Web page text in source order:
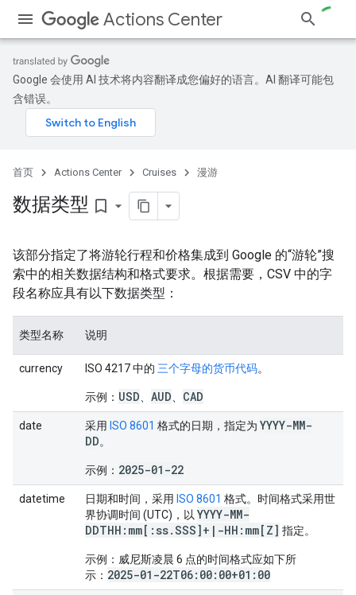
Actions Center
Google 会使用 AI 技术将内容翻译成您偏好的语言。AI 翻译可能包
含错误。
首页 Actions Center Cruises 漫游
数据类型 bookmark_border
该部分指定了将游轮行程和价格集成到 Google 的“游轮”搜
索中的相关数据结构和格式要求。根据需要，CSV 中的字
段名称应具有以下数据类型：
类型名称 说明
currency ISO 4217 中的 三个字母的货币代码。
示例： USD AUD CAD
date 采用 ISO 8601 格式的日期，指定为 YYYY-MM-
DD。
示例： 2025-01-22
datetime 日期和时间，采用 ISO 8601 格式。时间格式采用世
界协调时间 (UTC)，以 YYYY-MM-
DDTHH:mm[:ss.SSS]+ | -HH:mm[Z] 指定。
示例：威尼斯凌晨 6 点的时间格式应如下所
示： 2025-01-22T06:00:00+01:00